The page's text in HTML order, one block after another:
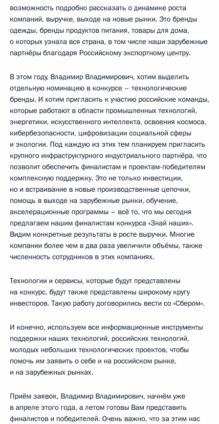
возможность подробно рассказать о динамике роста
компаний, выручке, выходе на новые рынки. Это бренды
одежды, бренды продуктов питания, товары для дома,
о которых узнала вся страна, в том числе наши зарубежные
партнёры благодаря Российскому экспортному центру.
В этом году, Владимир Владимирович, хотим выделить
отдельную номинацию в конкурсе – технологические
бренды. И хотим пригласить к участию российские команды,
которые работают в области промышленных технологий,
энергетики, искусственного интеллекта, освоения космоса,
кибербезопасности, цифровизации социальной сферы
и экологии. Под каждую из этих тем планируем пригласить
крупного инфраструктурного индустриального партнёра, что
позволит обеспечить финалистам и проектам-победителям
комплексную поддержку. Это не только инвестиции,
но и встраивание в новые производственные цепочки,
помощь в выходе на зарубежные рынки, обучение,
акселерационные программы – всё то, что мы сегодня
предлагаем нашим финалистам конкурса «Знай наших».
Видим конкретные результаты в росте выручки. Многие
компании более чем в два раза увеличили объёмы, также
численность сотрудников в этих компаниях.
Технологии и сервисы, которые будут представлены
на конкурс, будут также представлены широкому кругу
инвесторов. Такую работу договорились вести со «Сбером».
И конечно, используем все информационные инструменты
поддержки наших технологий, российских технологий,
молодых небольших технологических проектов, чтобы
помочь им заявить о себе и на российском рынке,
и на зарубежных рынках.
Приём заявок, Владимир Владимирович, начнём уже
в апреле этого года, а летом готовы Вам представить
финалистов и победителей. Очень важно, что за этим нас